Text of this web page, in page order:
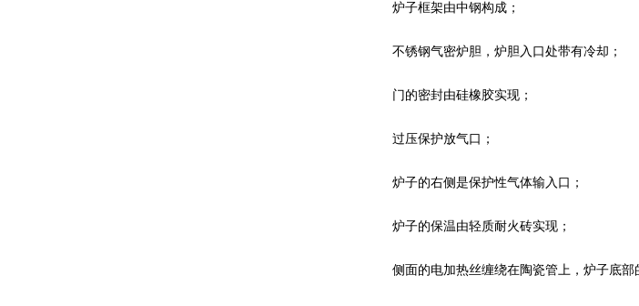
炉子框架由中钢构成；
不锈钢气密炉胆，炉胆入口处带有冷却；
门的密封由硅橡胶实现；
过压保护放气口；
炉子的右侧是保护性气体输入口；
炉子的保温由轻质耐火砖实现；
侧面的电加热丝缠绕在陶瓷管上，炉子底部